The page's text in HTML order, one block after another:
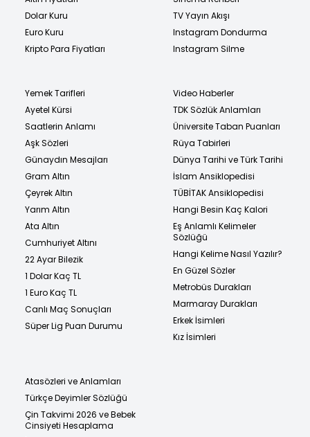
Dolar Kuru
Euro Kuru
Kripto Para Fiyatları
TV Yayın Akışı
Instagram Dondurma
Instagram Silme
Yemek Tarifleri
Ayetel Kürsi
Saatlerin Anlamı
Aşk Sözleri
Günaydın Mesajları
Gram Altın
Çeyrek Altın
Yarım Altın
Ata Altın
Cumhuriyet Altını
22 Ayar Bilezik
1 Dolar Kaç TL
1 Euro Kaç TL
Canlı Maç Sonuçları
Süper Lig Puan Durumu
Video Haberler
TDK Sözlük Anlamları
Üniversite Taban Puanları
Rüya Tabirleri
Dünya Tarihi ve Türk Tarihi
İslam Ansiklopedisi
TÜBİTAK Ansiklopedisi
Hangi Besin Kaç Kalori
Eş Anlamlı Kelimeler
Sözlüğü
Hangi Kelime Nasıl Yazılır?
En Güzel Sözler
Metrobüs Durakları
Marmaray Durakları
Erkek İsimleri
Kız İsimleri
Atasözleri ve Anlamları
Türkçe Deyimler Sözlüğü
Çin Takvimi 2026 ve Bebek
Cinsiyeti Hesaplama